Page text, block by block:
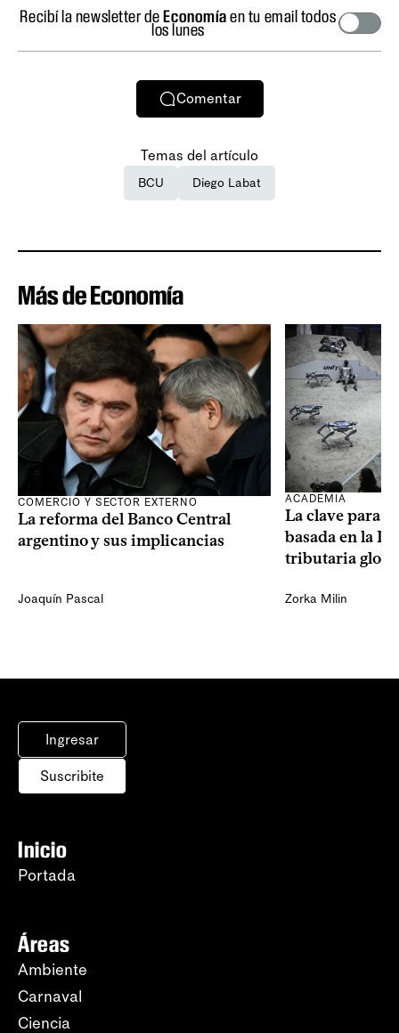
Recibí la newsletter deEconomíaen tu email todos
los lunes
Comentar
Temas del artículo
BCU Diego Labat
Más de Economía
COMERCIO Y SECTOR EXTERNO
La reforma del Banco Central
argentino y sus implicancias
Joaquín Pascal
ACADEMIA
La clave para
basada en la
tributaria
Zorka Milin
Ingresar
Suscribite
Inicio
Portada
Áreas
Ambiente
Carnaval
Ciencia